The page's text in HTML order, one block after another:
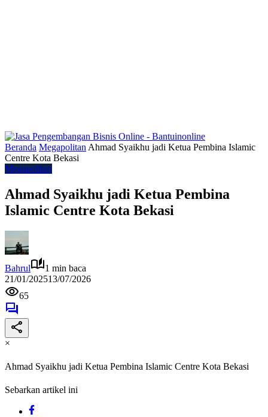
Beranda Megapolitan Ahmad Syaikhu jadi Ketua Pembina Islamic
Centre Kota Bekasi
Megapolitan
Ahmad Syaikhu jadi Ketua Pembina
Islamic Centre Kota Bekasi
Bahrul
1 min baca
21/01/202513/07/2026
65
×
Ahmad Syaikhu jadi Ketua Pembina Islamic Centre Kota Bekasi
Sebarkan artikel ini